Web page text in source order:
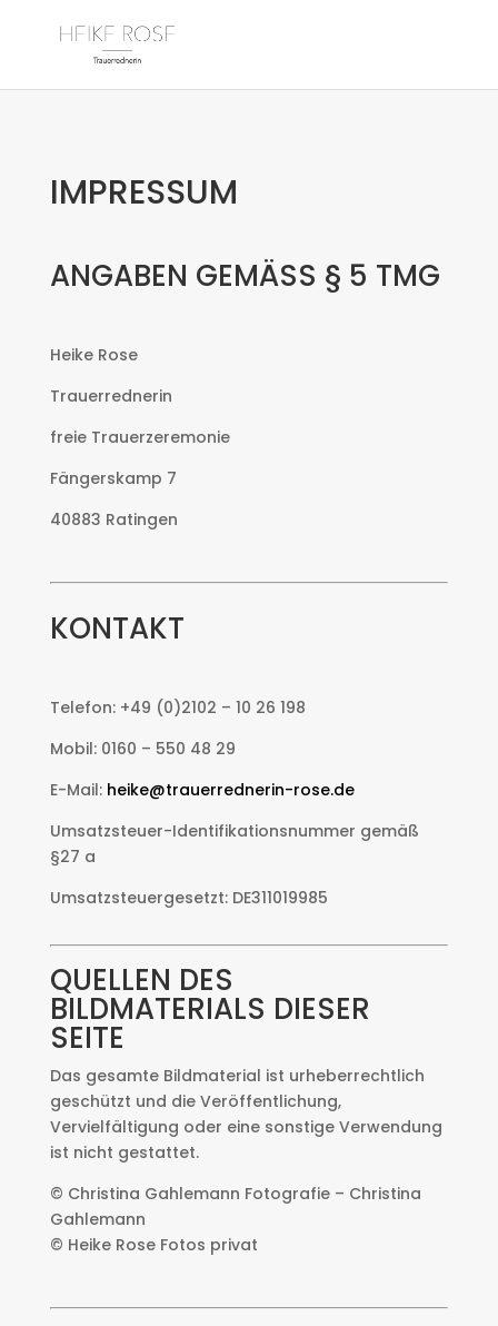
IMPRESSUM
ANGABEN GEMÄSS § 5 TMG
Heike Rose
Trauerrednerin
freie Trauerzeremonie
Fängerskamp 7
40883 Ratingen
KONTAKT
Telefon: +49 (0)2102 – 10 26 198
Mobil: 0160 – 550 48 29
E-Mail: heike@trauerrednerin-rose.de
Umsatzsteuer-Identifikationsnummer gemäß
§27 a
Umsatzsteuergesetzt: DE311019985
QUELLEN DES
BILDMATERIALS DIESER
SEITE
Das gesamte Bildmaterial ist urheberrechtlich
geschützt und die Veröffentlichung,
Vervielfältigung oder eine sonstige Verwendung
ist nicht gestattet.
© Christina Gahlemann Fotografie – Christina
Gahlemann
© Heike Rose Fotos privat